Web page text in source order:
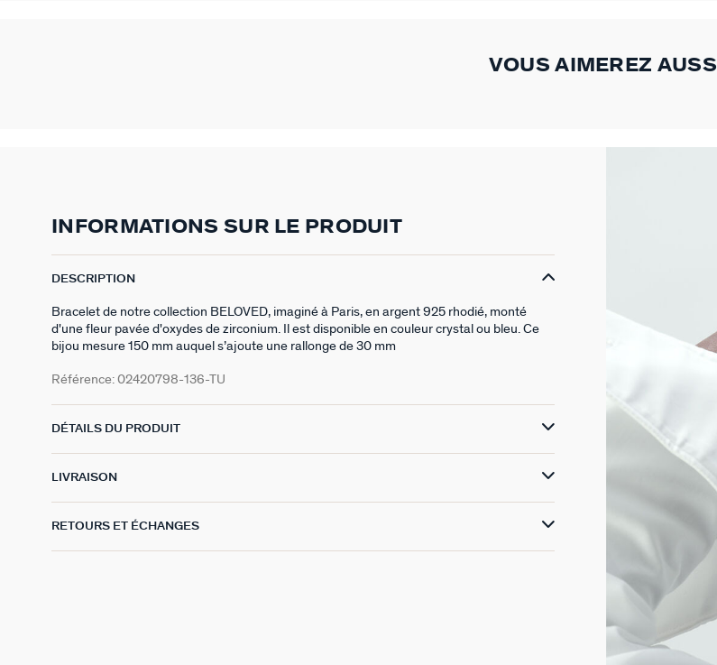
VOUS AIMEREZ AUSSI
INFORMATIONS SUR LE PRODUIT
DESCRIPTION
Bracelet de notre collection BELOVED, imaginé à Paris, en argent 925 rhodié, monté
d'une fleur pavée d'oxydes de zirconium. Il est disponible en couleur crystal ou bleu. Ce
bijou mesure 150 mm auquel s’ajoute une rallonge de 30 mm
Référence: 02420798-136-TU
DÉTAILS DU PRODUIT
LIVRAISON
RETOURS ET ÉCHANGES